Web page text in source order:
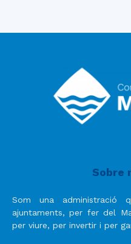
Sobre
Som una administració
ajuntaments, per fer del
per viure, per invertir i per